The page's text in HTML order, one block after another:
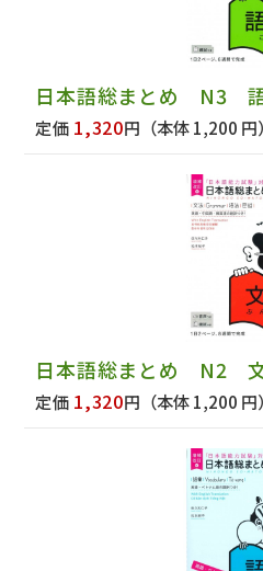
日本語総まとめ N3
定価 1,320円 （本体 1,200 円）
日本語総まとめ N2
定価 1,320円 （本体 1,200 円）